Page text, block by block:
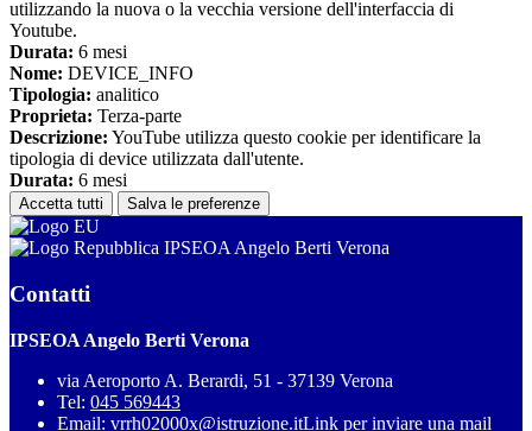
utilizzando la nuova o la vecchia versione dell'interfaccia di
Youtube.
Durata: 6 mesi
Nome: DEVICE_INFO
Tipologia: analitico
Proprieta: Terza-parte
Descrizione: YouTube utilizza questo cookie per identificare la
tipologia di device utilizzata dall'utente.
Durata: 6 mesi
Accetta tutti Salva le preferenze
IPSEOA Angelo Berti Verona
Contatti
IPSEOA Angelo Berti Verona
via Aeroporto A. Berardi, 51 - 37139 Verona
Tel: 045 569443
Email: vrrh02000x@istruzione.itLink per inviare una mail